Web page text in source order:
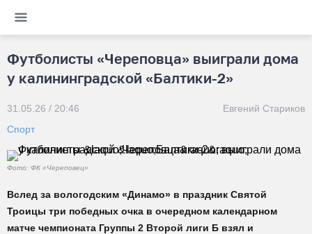
Футболисты «Череповца» выиграли дома
у калининградской «Балтики-2»
31.05.26 / 20:46
Евгений Стариков
Спорт
Фото: ФК «Череповец»
Вслед за вологодским «Динамо» в праздник Святой
Троицы три победных очка в очередном календарном
матче чемпионата Группы 2 Второй лиги Б взял и